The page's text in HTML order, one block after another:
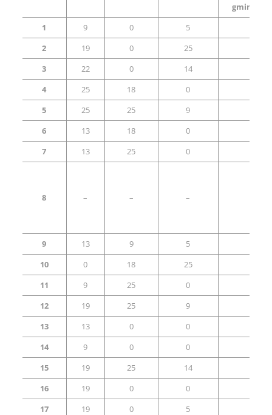
gminy
1
9 0 5
2
19 0 25
3
22 0 14
4
25 18 0
5
25 25 9
6
13 18 0
7
13 25 0
8 – – –
9 13 9 5
10
0 18 25
11
9 25 0
12
19 25 9
13
13 0 0
14
9 0 0
15
19 25 14
16
19 0 0
17
19 0 5